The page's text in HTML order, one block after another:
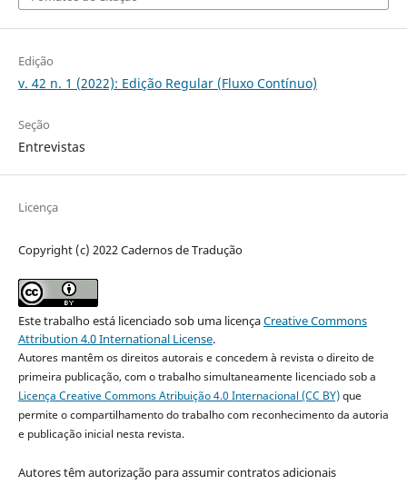
Edição
v. 42 n. 1 (2022): Edição Regular (Fluxo Contínuo)
Seção
Entrevistas
Licença
Copyright (c) 2022 Cadernos de Tradução
Este trabalho está licenciado sob uma licençaCreative Commons
Attribution 4.0 International License.
Autores mantêm os direitos autorais e concedem à revista o direito de
primeira publicação, com o trabalho simultaneamente licenciado sob a
Licença Creative Commons Atribuição 4.0 Internacional (CC BY)que
permite o compartilhamento do trabalho com reconhecimento da autoria
e publicação inicial nesta revista.
Autores têm autorização para assumir contratos adicionais